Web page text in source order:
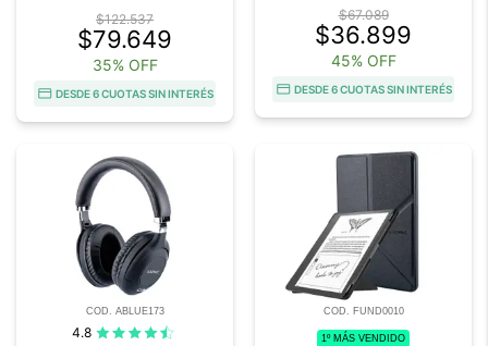
$122.537
$79.649
35% OFF
DESDE 6 CUOTAS SIN INTERÉS
$67.089
$36.899
45% OFF
DESDE 6 CUOTAS SIN INTERÉS
COD. ABLUE173
4.8
COD. FUND0010
1º MÁS VENDIDO